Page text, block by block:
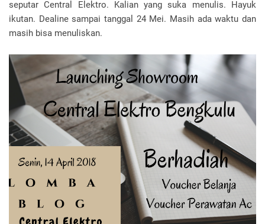
seputar Central Elektro. Kalian yang suka menulis. Hayuk
ikutan. Dealine sampai tanggal 24 Mei. Masih ada waktu dan
masih bisa menuliskan.